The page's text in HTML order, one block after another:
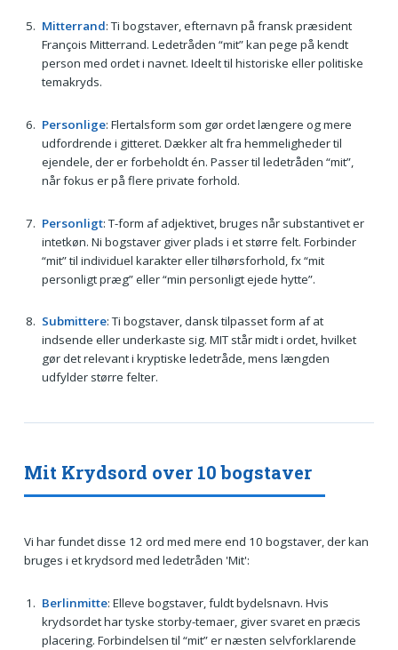
Mitterrand: Ti bogstaver, efternavn på fransk præsident
François Mitterrand. Ledetråden “mit” kan pege på kendt
person med ordet i navnet. Ideelt til historiske eller politiske
tema­kryds.
Personlige: Flertalsform som gør ordet længere og mere
udfordrende i gitteret. Dækker alt fra hemmeligheder til
ejendele, der er forbeholdt én. Passer til ledetråden “mit”,
når fokus er på flere private forhold.
Personligt: T-form af adjektivet, bruges når substantivet er
intetkøn. Ni bogstaver giver plads i et større felt. Forbinder
“mit” til individuel karakter eller tilhørsforhold, fx “mit
personligt præg” eller “min personligt ejede hytte”.
Submittere: Ti bogstaver, dansk tilpasset form af at
indsende eller underkaste sig. MIT står midt i ordet, hvilket
gør det relevant i kryptiske ledetråde, mens længden
udfylder større felter.
Mit Krydsord over 10 bogstaver
Vi har fundet disse 12 ord med mere end 10 bogstaver, der kan
bruges i et krydsord med ledetråden 'Mit':
Berlinmitte: Elleve bogstaver, fuldt bydelsnavn. Hvis
krydsordet har tyske storby-temaer, giver svaret en præcis
placering. Forbindelsen til “mit” er næsten selvforklarende